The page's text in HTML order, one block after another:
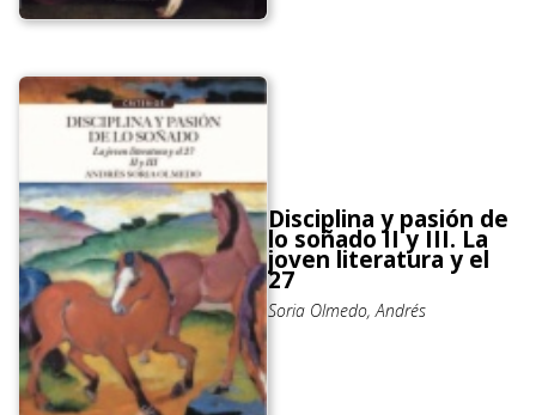
Disciplina y pasión de
lo soñado II y III. La
joven literatura y el
27
Soria Olmedo, Andrés